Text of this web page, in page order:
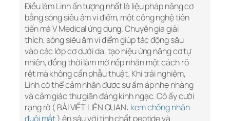
Điều làm Linh ấn tượng nhất là liệu pháp nâng cơ
bằng sóng siêu âm vi điểm, một công nghệ tiên
tiến mà V Medical ứng dụng. Chuyên gia giải
thích, sóng siêu âm vi điểm giúp tác động sâu
vào các lớp cơ dưới da, tạo hiệu ứng nâng cơ tự
nhiên, đồng thời làm mờ nếp nhăn một cách rõ
rệt mà không cần phẫu thuật. Khi trải nghiệm,
Linh có thể cảm nhận được sự ấm áp nhẹ nhàng
và cảm giác thư giãn đáng kinh ngạc. Cô ấy cười
rạng rỡ ( BÀI VIẾT LIÊN QUAN: kem chống nhăn
đuôi mắt) ên sâu với tinh chất peptide và